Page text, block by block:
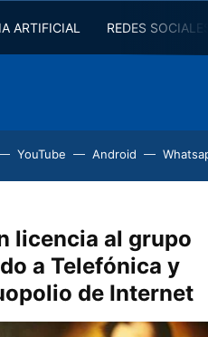
ARTIFICIAL REDES
YouTube Android
licencia al grupo
a Telefónica y
de Internet